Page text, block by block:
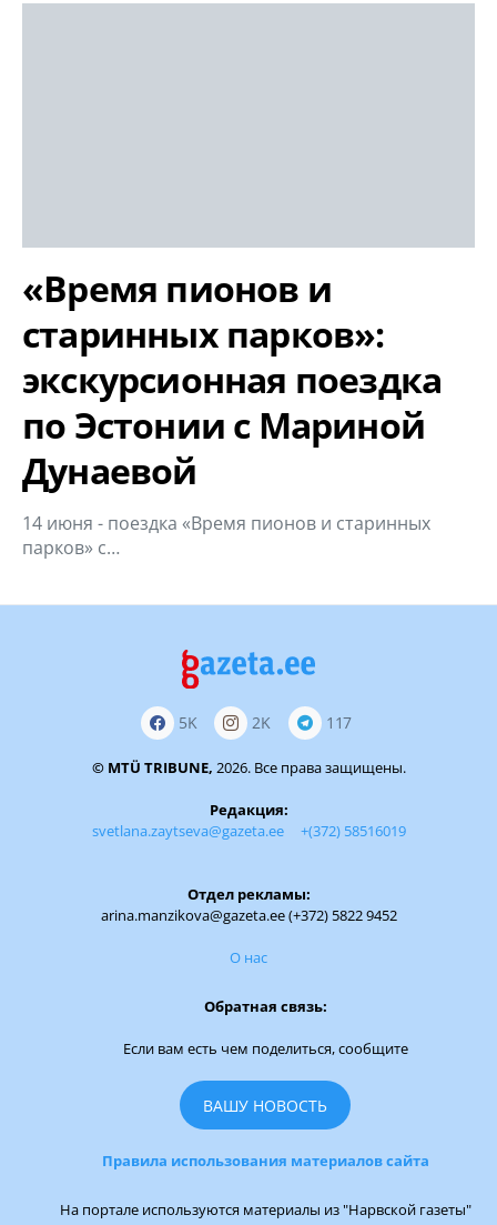
«Время пионов и
старинных парков»:
экскурсионная поездка
по Эстонии с Мариной
Дунаевой
14 июня - поездка «Время пионов и старинных
парков» с…
5K 2K 117
© MTÜ TRIBUNE, 2026. Все права защищены.
Редакция:
svetlana.zaytseva@gazeta.ee
+(372) 58516019
Отдел рекламы:
arina.manzikova@gazeta.ee (+372) 5822 9452
О нас
Обратная связь:
Если вам есть чем поделиться, сообщите
ВАШУ НОВОСТЬ
Правила использования материалов сайта
На портале используются материалы из "Нарвской газеты"